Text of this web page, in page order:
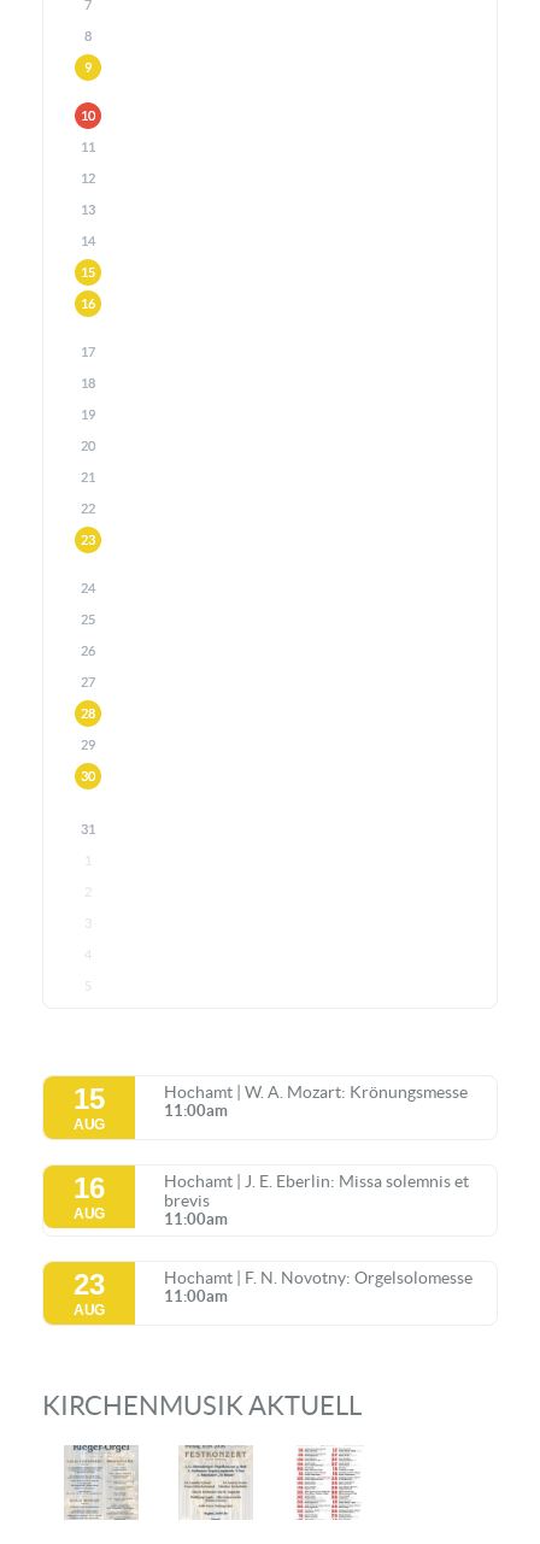
7
8
9
10
11
12
13
14
15
16
17
18
19
20
21
22
23
24
25
26
27
28
29
30
31
1
2
3
4
5
15
AUG
Hochamt | W. A. Mozart: Krönungsmesse
11:00am
16
AUG
Hochamt | J. E. Eberlin: Missa solemnis et
brevis
11:00am
23
AUG
Hochamt | F. N. Novotny: Orgelsolomesse
11:00am
KIRCHENMUSIK AKTUELL